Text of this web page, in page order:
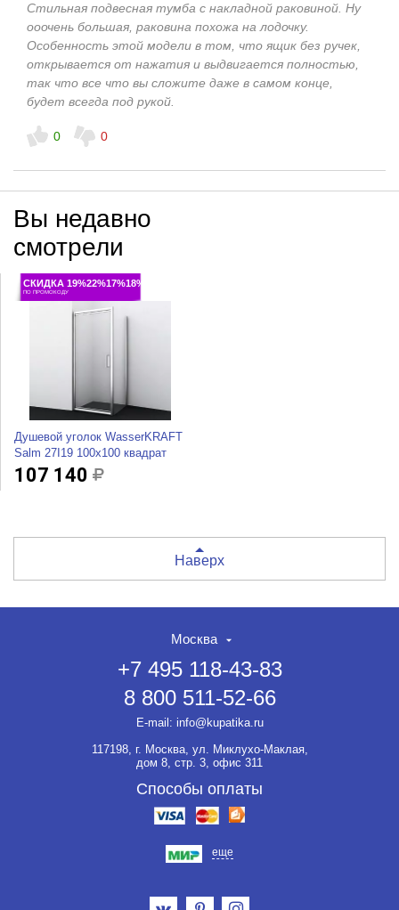
Стильная подвесная тумба с накладной раковиной. Ну
ооочень большая, раковина похожа на лодочку.
Особенность этой модели в том, что ящик без ручек,
открывается от нажатия и выдвигается полностью,
так что все что вы сложите даже в самом конце,
будет всегда под рукой.
0 0
Вы недавно
смотрели
СКИДКА 19%22%17%18%
ПО ПРОМОКОДУ
Душевой уголок WasserKRAFT
Salm 27I19 100x100 квадрат
107 140
Наверх
Москва
+7 495 118-43-83
8 800 511-52-66
E-mail: info@kupatika.ru
117198, г. Москва, ул. Миклухо-Маклая,
дом 8, стр. 3, офис 311
Способы оплаты
еще